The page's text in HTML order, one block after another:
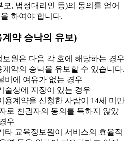
모, 법정대리인 등)의 동의를 얻어
하여야 합니다.
약 승낙의 유보)
원은 다음 각 호에 해당하는 경우
계약의 승낙을 유보할 수 있습니다.
비에 여유가 없는 경우
술상에 지장이 있는 경우
용계약을 신청한 사람이 14세 미만
로 친권자의 동의를 득하지 않았
우
타 교육정보원이 서비스의 효율적